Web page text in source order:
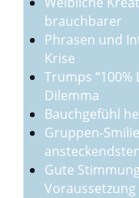
brauchbarer
Phrasen und
Krise
Trumps “100%
Dilemma
Bauchgefühl
Gruppen-
Gute
Voraussetzung